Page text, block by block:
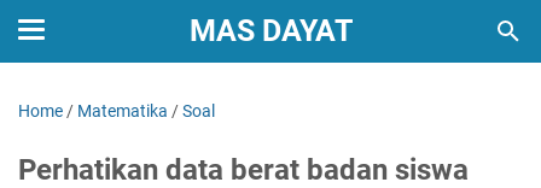
MAS DAYAT
Home / Matematika /Soal
Perhatikan data berat badan siswa